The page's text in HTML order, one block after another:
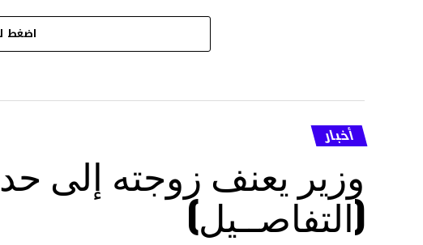
اضغط
أخبار
وزير يعنف زوجته إلى
(التفاصــيل)